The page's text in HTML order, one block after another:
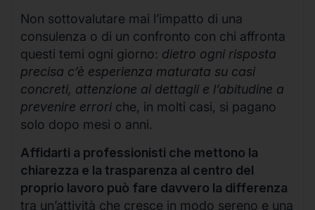
Non sottovalutare mai l’impatto di una
consulenza o di un confronto con chi affronta
questi temi ogni giorno: dietro ogni risposta
precisa c’è esperienza maturata su casi
concreti, attenzione ai dettagli e l’abitudine a
prevenire errori che, in molti casi, si pagano
solo dopo mesi o anni.
Affidarti a professionisti che mettono la
chiarezza e la trasparenza al centro del
proprio lavoro può fare davvero la differenza
tra un’attività che cresce in modo sereno e una